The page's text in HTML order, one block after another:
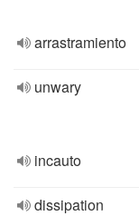
arrastramiento
unwary
incauto
dissipation